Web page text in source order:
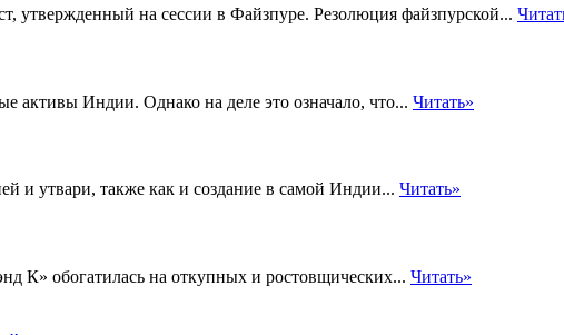
утвержденный на сессии в Файзпуре. Резолюция файзпурской...
активы Индии. Однако на деле это означало, что... Читать»
и утвари, также как и создание в самой Индии... Читать»
К» обогатилась на откупных и ростовщических... Читать»